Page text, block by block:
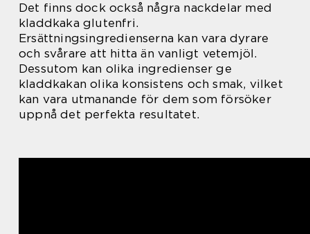
Det finns dock också några nackdelar med
kladdkaka glutenfri.
Ersättningsingredienserna kan vara dyrare
och svårare att hitta än vanligt vetemjöl.
Dessutom kan olika ingredienser ge
kladdkakan olika konsistens och smak, vilket
kan vara utmanande för dem som försöker
uppnå det perfekta resultatet.